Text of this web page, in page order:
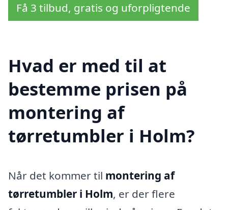
Få 3 tilbud, gratis og uforpligtende
Hvad er med til at
bestemme prisen på
montering af
tørretumbler i Holm?
Når det kommer til montering af
tørretumbler i Holm, er der flere